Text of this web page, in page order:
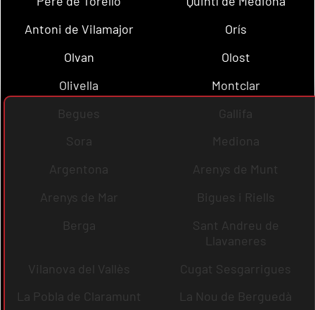
Antoni de Vilamajor
Orís
Olvan
Olost
Olivella
Montclar
Begues
Gallifa
Sora
Mediona
Argentona
Arenys de Munt
Arenys de Mar
Bigues i Riells
Berga
Sant Andreu de
Llavaneres
Vilanova del Vallès
Cugat Sesgarrigues
La Pobla de Claramunt
La Nou de Berguedà